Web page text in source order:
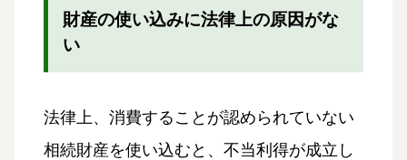
財産の使い込みに法律上の原因がな
い
法律上、消費することが認められていない
相続財産を使い込むと、不当利得が成立し